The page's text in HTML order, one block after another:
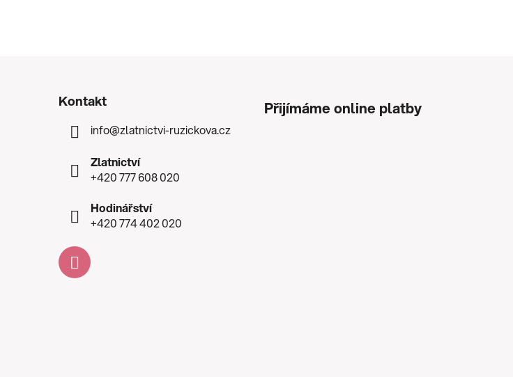
Kontakt
info@zlatnictvi-ruzickova.cz
Zlatnictví
+420 777 608 020
Hodinářství
+420 774 402 020
Přijímáme online platby